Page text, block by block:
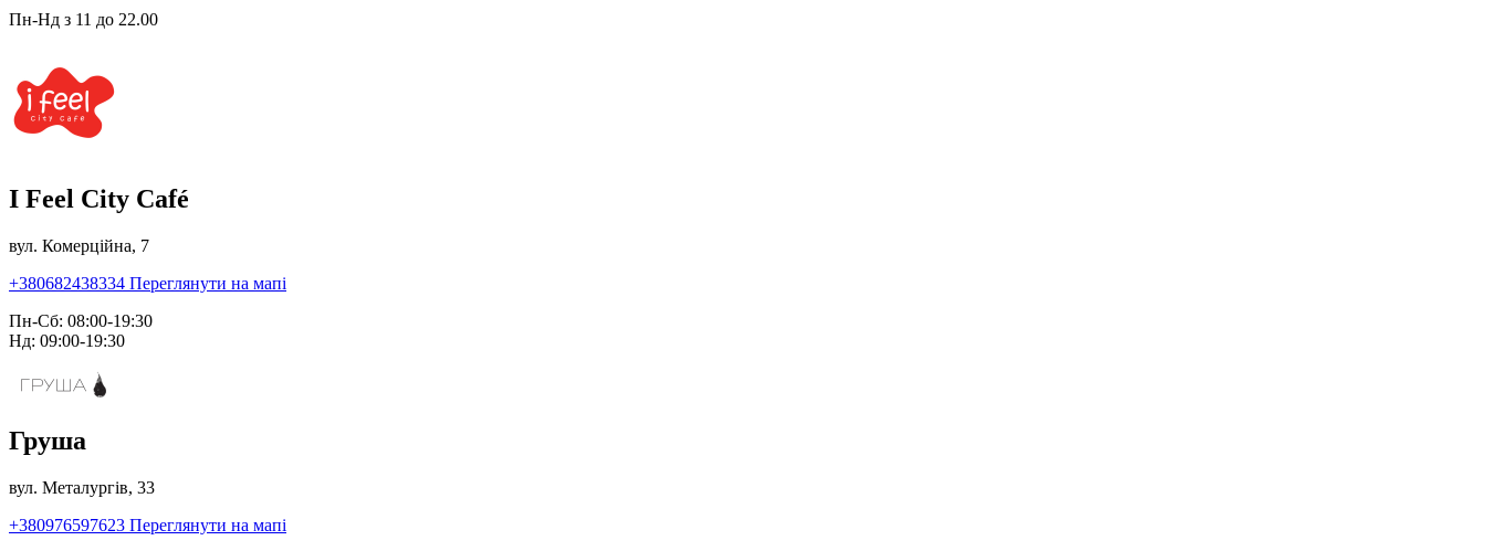
Пн-Нд з 11 до 22.00
I Feel City Café
вул. Комерційна, 7
+380682438334 Переглянути на мапі
Пн-Сб: 08:00-19:30
Нд: 09:00-19:30
Груша
вул. Металургів, 33
+380976597623 Переглянути на мапі